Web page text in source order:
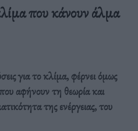
που κάνουν άλμα
για το κλίμα, φέρνει όμως
αφήνουν τη θεωρία και
της ενέργειας, του